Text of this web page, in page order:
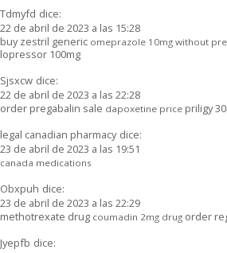
Tdmyfd dice:
22 de abril de 2023 a las 15:28
buy zestril generic omeprazole 10mg without
lopressor 100mg
Sjsxcw dice:
22 de abril de 2023 a las 22:28
order pregabalin sale dapoxetine price priligy
legal canadian pharmacy dice:
23 de abril de 2023 a las 19:51
canada medications
Obxpuh dice:
23 de abril de 2023 a las 22:29
methotrexate drug coumadin 2mg drug order
Jyepfb dice: